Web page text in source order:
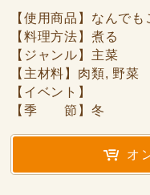
【使用商品】なんでも
【料理方法】煮る
【ジャンル】主菜
【主材料】肉類, 野菜
【イベント】
【季 節】冬
オ